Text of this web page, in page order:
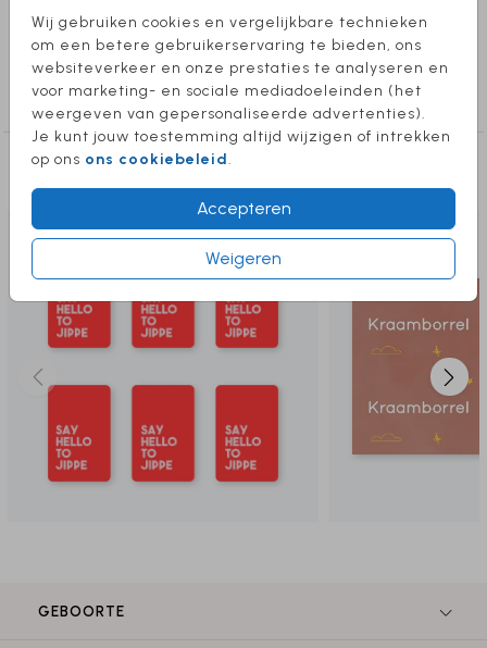
Wij gebruiken cookies en vergelijkbare technieken
om een betere gebruikerservaring te bieden, ons
websiteverkeer en onze prestaties te analyseren en
voor marketing- en sociale mediadoeleinden (het
weergeven van gepersonaliseerde advertenties).
Je kunt jouw toestemming altijd wijzigen of intrekken
op ons ons cookiebeleid.
Accepteren
Weigeren
passen. Formaat kaart: 11x11 cm
Collectie
Kraamborrel
Deze producten vind je misschien ook
leuk
GEBOORTE